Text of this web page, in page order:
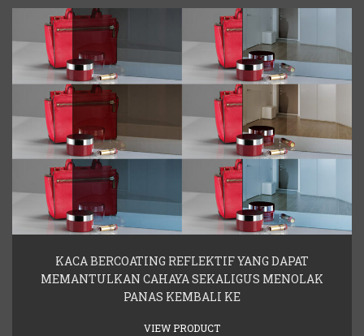
KACA BERCOATING REFLEKTIF YANG DAPAT
MEMANTULKAN CAHAYA SEKALIGUS MENOLAK
PANAS KEMBALI KE
VIEW PRODUCT